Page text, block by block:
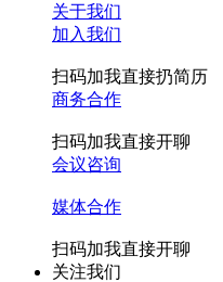
关于我们
加入我们
扫码加我直接扔简历
商务合作
扫码加我直接开聊
会议咨询
媒体合作
扫码加我直接开聊
关注我们